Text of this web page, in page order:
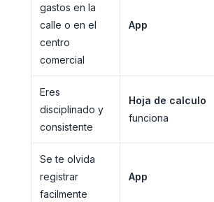
gastos en la
calle o en el
centro
comercial
App
Eres
disciplinado y
consistente
Hoja de calculo
funciona
Se te olvida
registrar
facilmente
App